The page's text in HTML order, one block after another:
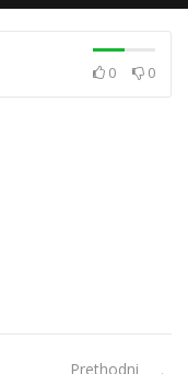
0 0
Prethodni